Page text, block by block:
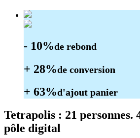
- 10%de rebond
+ 28%de conversion
+ 63%d'ajout panier
Tetrapolis : 21 personnes.
pôle digital